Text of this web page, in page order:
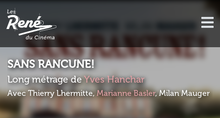
SANS RANCUNE!
Long métrage deYves Hanchar
Avec Thierry Lhermitte, Marianne Basler, Milan Mauger